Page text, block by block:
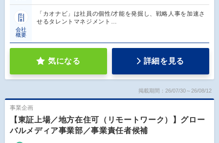
会社
概要
「カオナビ」は社員の個性/才能を発掘し、戦略人事を加速さ
せるタレントマネジメント…
気になる 詳細を見る
掲載期間：26/07/30～26/08/12
事業企画
【東証上場／地方在住可（リモートワーク）】グロー
バルメディア事業部／事業責任者候補